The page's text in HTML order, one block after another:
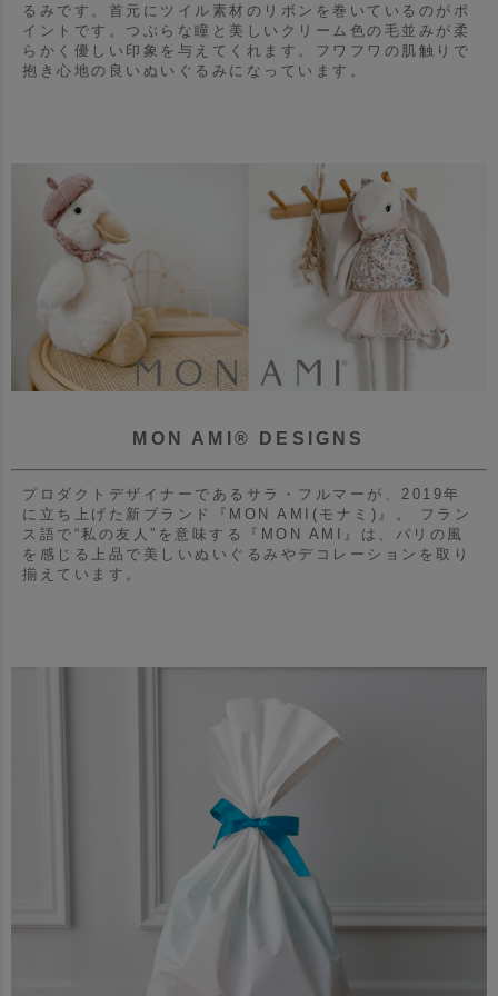
るみです。 首元にツイル素材のリボンを巻いているのがポ
イントです。 つぶらな瞳と美しいクリーム色の毛並みが柔
らかく優しい印象を与えてくれます。
フワフワの肌触りで
抱き心地の良いぬいぐるみになっています。
MON AMI® DESIGNS
プロダクトデザイナーであるサラ・フルマーが、2019年
に立ち上げた新ブランド『MON AMI(モナミ)』。
フラン
ス語で“私の友人”を意味する『MON AMI』は、パリの風
を感じる上品で美しいぬいぐるみやデコレーションを取り
揃えています。